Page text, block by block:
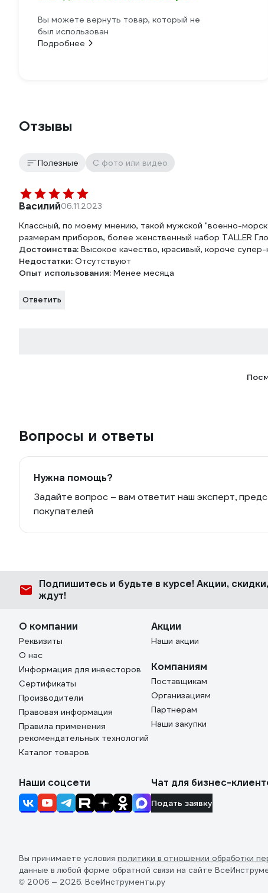
Вы можете вернуть товар, который не
был использован
Подробнее
Отзывы
Полезные С фото или видео
Василий06.11.2023
Классный, по моему мнению, такой мужской "военно-
размерам приборов, более женственный набор TALLER
Достоинства: Высокое качество, красивый, короче
Недостатки: Отсутствуют
Опыт использования: Менее месяца
Ответить
Вопросы и ответы
Нужна помощь?
Задайте вопрос – вам ответит наш эксперт,
покупателей
Подпишитесь и будьте в курсе! Акции,
ждут!
О компании
Реквизиты
О нас
Информация для инвесторов
Сертификаты
Производители
Правовая информация
Правила применения
рекомендательных технологий
Каталог товаров
Акции
Наши акции
Компаниям
Поставщикам
Организациям
Партнерам
Наши закупки
Наши соцсети Чат для бизнес-
Подать заявку
Вы принимаете условия политики в отношении обработки
данные в любой форме обратной связи на сайте
© 2006 — 2026. ВсеИнструменты.ру